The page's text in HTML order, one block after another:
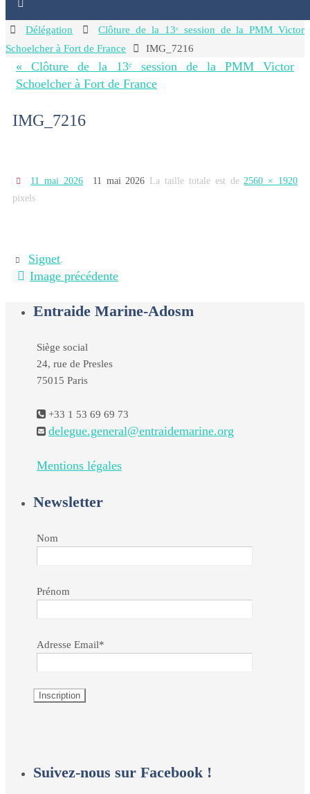
HomeDélégation
Clôture de la 13ᵉ session de la PMM Victor
Schoelcher à Fort de France
IMG_7216
« Clôture de la 13ᵉ session de la PMM Victor
Schoelcher à Fort de France
IMG_7216
11 mai 2026 11 mai 2026 La taille totale est de2560 × 1920
pixels
Signet.
Image précédente
Entraide Marine-Adosm
Siège social
24, rue de Presles
75015 Paris
+33 1 53 69 69 73
delegue.general@entraidemarine.org
Mentions légales
Newsletter
Nom
Prénom
Adresse Email*
Suivez-nous sur Facebook !